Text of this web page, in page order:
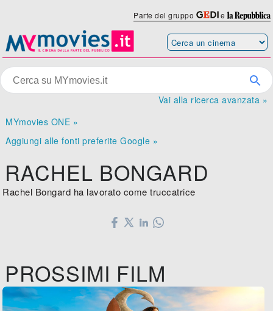
Parte del gruppo e
Vai alla ricerca avanzata »
MYmovies ONE »
Aggiungi alle fonti preferite Google »
RACHEL BONGARD
Rachel Bongard ha lavorato come truccatrice
PROSSIMI FILM